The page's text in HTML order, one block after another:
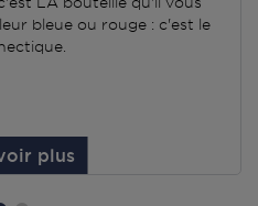
bleue ou rouge : c'est le
plus